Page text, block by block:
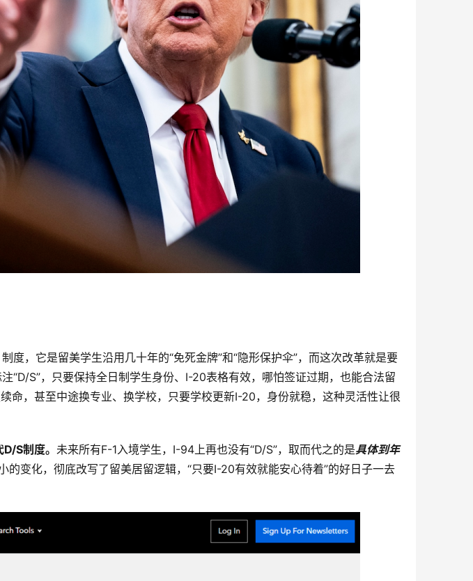
它是留美学生沿用几十年的“免死金牌”和“隐形保护伞”，而这次改革就是要
S”，只要保持全日制学生身份、I-20表格有效，哪怕签证过期，也能合法留
命，甚至中途换专业、换学校，只要学校更新I-20，身份就稳，这种灵活性让很
S制度。 未来所有F-1入境学生，I-94上再也没有“D/S”，取而代之的是具体到年
的变化，彻底改写了留美居留逻辑，“只要I-20有效就能安心待着”的好日子一去